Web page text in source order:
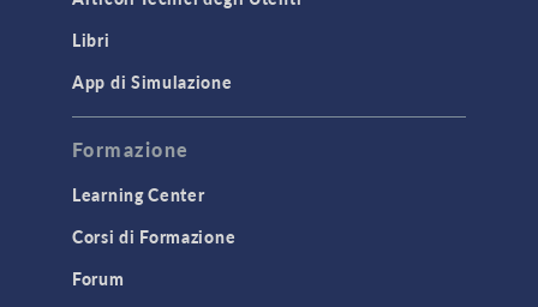
Libri
App di Simulazione
Formazione
Learning Center
Corsi di Formazione
Forum